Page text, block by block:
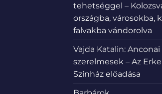
tehetséggel –
országba, városokba,
falvakba vándorolva
Vajda Katalin: Anconai
szerelmesek – Az
Színház előadása